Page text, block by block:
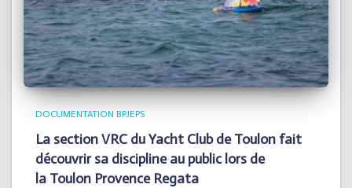
DOCUMENTATION BPJEPS
La section VRC du Yacht Club de Toulon fait
découvrir sa discipline au public lors de
la Toulon Provence Regata